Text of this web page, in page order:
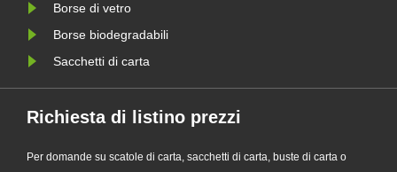
Borse di vetro
Borse biodegradabili
Sacchetti di carta
Richiesta di listino prezzi
Per domande su scatole di carta, sacchetti di carta, buste di carta o